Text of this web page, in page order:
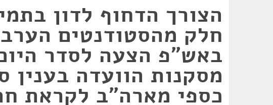
הצורך הדחוף לדון
חלק מהסטודנטים
באש"פ הצעה לסדר
מסקנות הוועדה בענין
כספי מארה"ב לקראת